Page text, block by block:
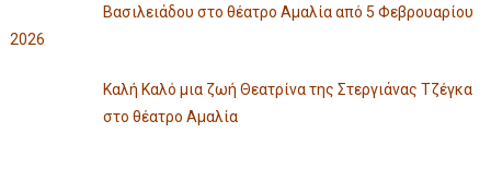
Βασιλειάδου στο θέατρο Αμαλία από 5 Φεβρουαρίου
2026
Καλή Καλό μια ζωή Θεατρίνα της Στεργιάνας Τζέγκα
στο θέατρο Αμαλία